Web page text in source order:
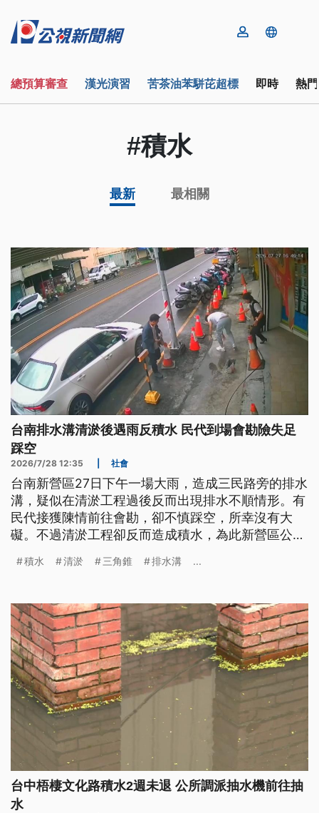
總預算審查 漢光演習 苦茶油苯駢芘超標 即時 熱
#積水
最新 最相關
台南排水溝清淤後遇雨反積水 民代到場會勘險失足
踩空
2026/7/28 12:35 社會
台南新營區27日下午一場大雨，造成三民路旁的排水
溝，疑似在清淤工程過後反而出現排水不順情形。有
民代接獲陳情前往會勘，卻不慎踩空，所幸沒有大
礙。不過清淤工程卻反而造成積水，為此新營區公所
期如質完工。
積水 清淤 三角錐 排水溝 ...
台中梧棲文化路積水2週未退 公所調派抽水機前往抽
水